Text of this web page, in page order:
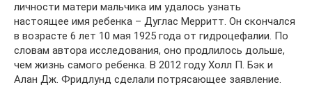
личности матери мальчика им удалось узнать
настоящее имя ребенка – Дуглас Мерритт. Он скончался
в возрасте 6 лет 10 мая 1925 года от гидроцефалии. По
словам автора исследования, оно продлилось дольше,
чем жизнь самого ребенка. В 2012 году Холл П. Бэк и
Алан Дж. Фридлунд сделали потрясающее заявление.